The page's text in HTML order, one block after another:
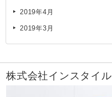
2019年4月
2019年3月
株式会社インスタイル